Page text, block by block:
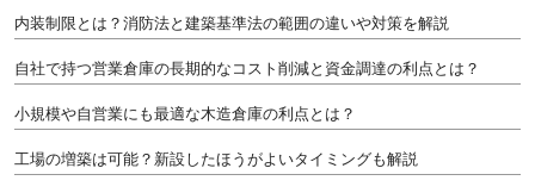
内装制限とは？消防法と建築基準法の範囲の違いや対策を解説
自社で持つ営業倉庫の長期的なコスト削減と資金調達の利点とは？
小規模や自営業にも最適な木造倉庫の利点とは？
工場の増築は可能？新設したほうがよいタイミングも解説